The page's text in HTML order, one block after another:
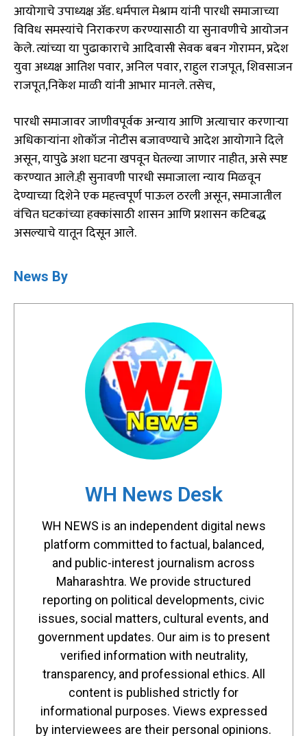
आयोगाचे उपाध्यक्ष ॲड. धर्मपाल मेश्राम यांनी पारधी समाजाच्या
विविध समस्यांचे निराकरण करण्यासाठी या सुनावणीचे आयोजन
केले. त्यांच्या या पुढाकाराचे आदिवासी सेवक बबन गोरामन, प्रदेश
युवा अध्यक्ष आतिश पवार, अनिल पवार, राहुल राजपूत, शिवसाजन
राजपूत,निकेश माळी यांनी आभार मानले. तसेच,
पारधी समाजावर जाणीवपूर्वक अन्याय आणि अत्याचार करणाऱ्या
अधिकाऱ्यांना शोकॉज नोटीस बजावण्याचे आदेश आयोगाने दिले
असून, यापुढे अशा घटना खपवून घेतल्या जाणार नाहीत, असे स्पष्ट
करण्यात आले.ही सुनावणी पारधी समाजाला न्याय मिळवून
देण्याच्या दिशेने एक महत्त्वपूर्ण पाऊल ठरली असून, समाजातील
वंचित घटकांच्या हक्कांसाठी शासन आणि प्रशासन कटिबद्ध
असल्याचे यातून दिसून आले.
News By
WH News Desk
WH NEWS is an independent digital news
platform committed to factual, balanced,
and public-interest journalism across
Maharashtra. We provide structured
reporting on political developments, civic
issues, social matters, cultural events, and
government updates. Our aim is to present
verified information with neutrality,
transparency, and professional ethics. All
content is published strictly for
informational purposes. Views expressed
by interviewees are their personal opinions.